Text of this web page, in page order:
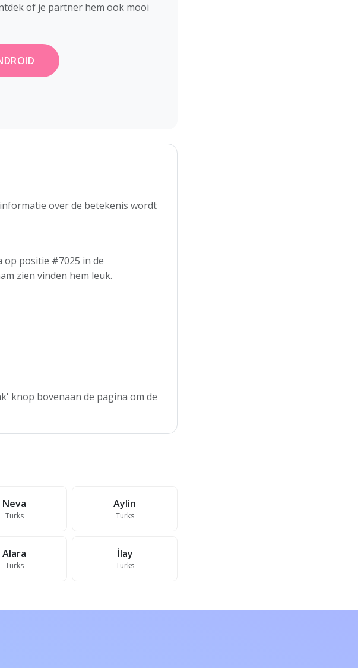
of je partner hem ook mooi
over de betekenis wordt
op positie #7025 in de
zien vinden hem leuk.
knop bovenaan de pagina om de
Neva
Turks
Aylin
Turks
Alara
Turks
İlay
Turks